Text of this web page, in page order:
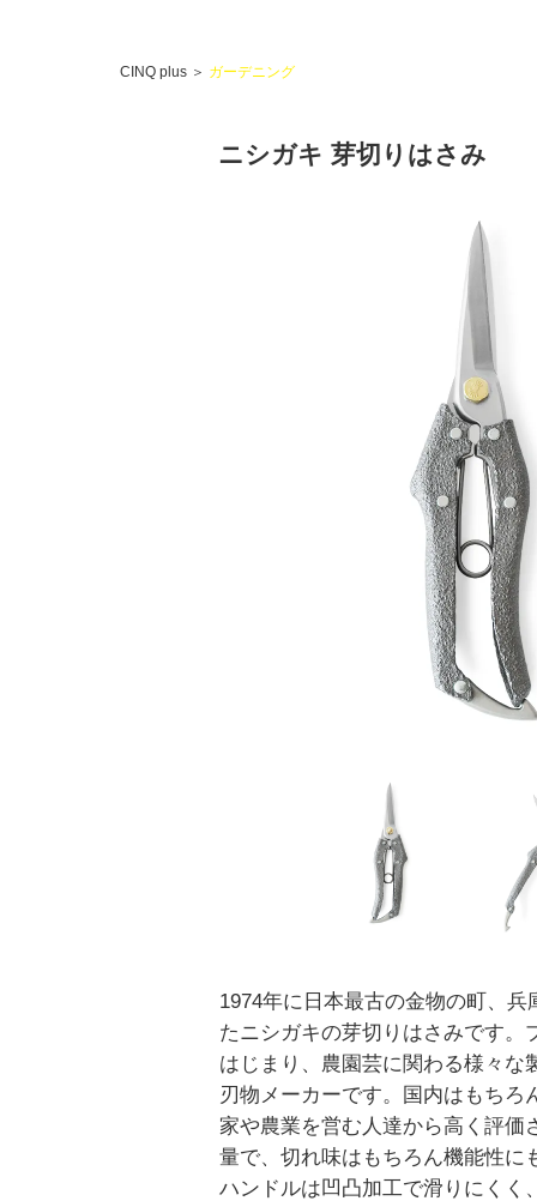
CINQ plus ＞ ガーデニング
ニシガキ 芽切りはさみ
1974年に日本最古の金物の町、兵
たニシガキの芽切りはさみです。
はじまり、農園芸に関わる様々な
刃物メーカーです。国内はもちろ
家や農業を営む人達から高く評価
量で、切れ味はもちろん機能性に
ハンドルは凹凸加工で滑りにくく